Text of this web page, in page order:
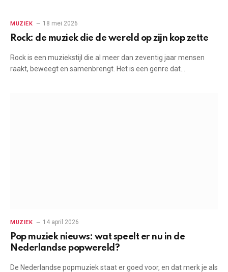
MUZIEK 18 mei 2026
Rock: de muziek die de wereld op zijn kop zette
Rock is een muziekstijl die al meer dan zeventig jaar mensen
raakt, beweegt en samenbrengt. Het is een genre dat…
MUZIEK 14 april 2026
Pop muziek nieuws: wat speelt er nu in de
Nederlandse popwereld?
De Nederlandse popmuziek staat er goed voor, en dat merk je als